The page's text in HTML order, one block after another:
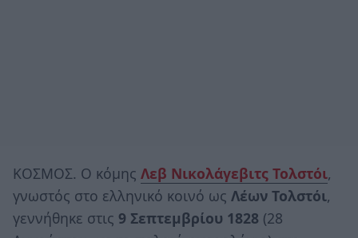
ΚΟΣΜΟΣ. Ο κόμης Λεβ Νικολάγεβιτς Τολστόι,
γνωστός στο ελληνικό κοινό ως Λέων Τολστόι,
γεννήθηκε στις 9 Σεπτεμβρίου 1828 (28